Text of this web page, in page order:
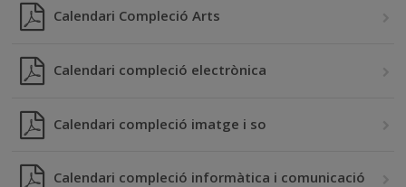
Calendari Compleció Arts
Calendari compleció electrònica
Calendari compleció imatge i so
Calendari compleció informàtica i comunicació